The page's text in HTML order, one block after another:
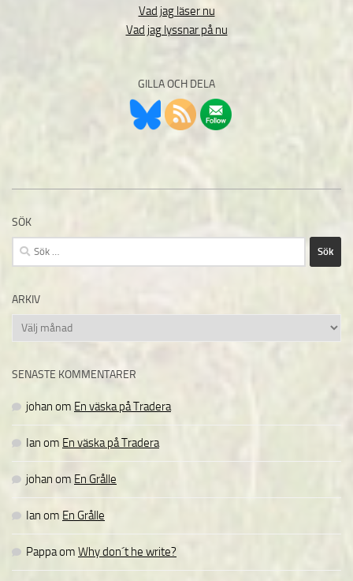
Vad jag läser nu
Vad jag lyssnar på nu
GILLA OCH DELA
SÖK
Sök
efter:
ARKIV
Arkiv
SENASTE KOMMENTARER
johan om En väska på Tradera
Ian om En väska på Tradera
johan om En Grålle
Ian om En Grålle
Pappaom Why don´t he write?